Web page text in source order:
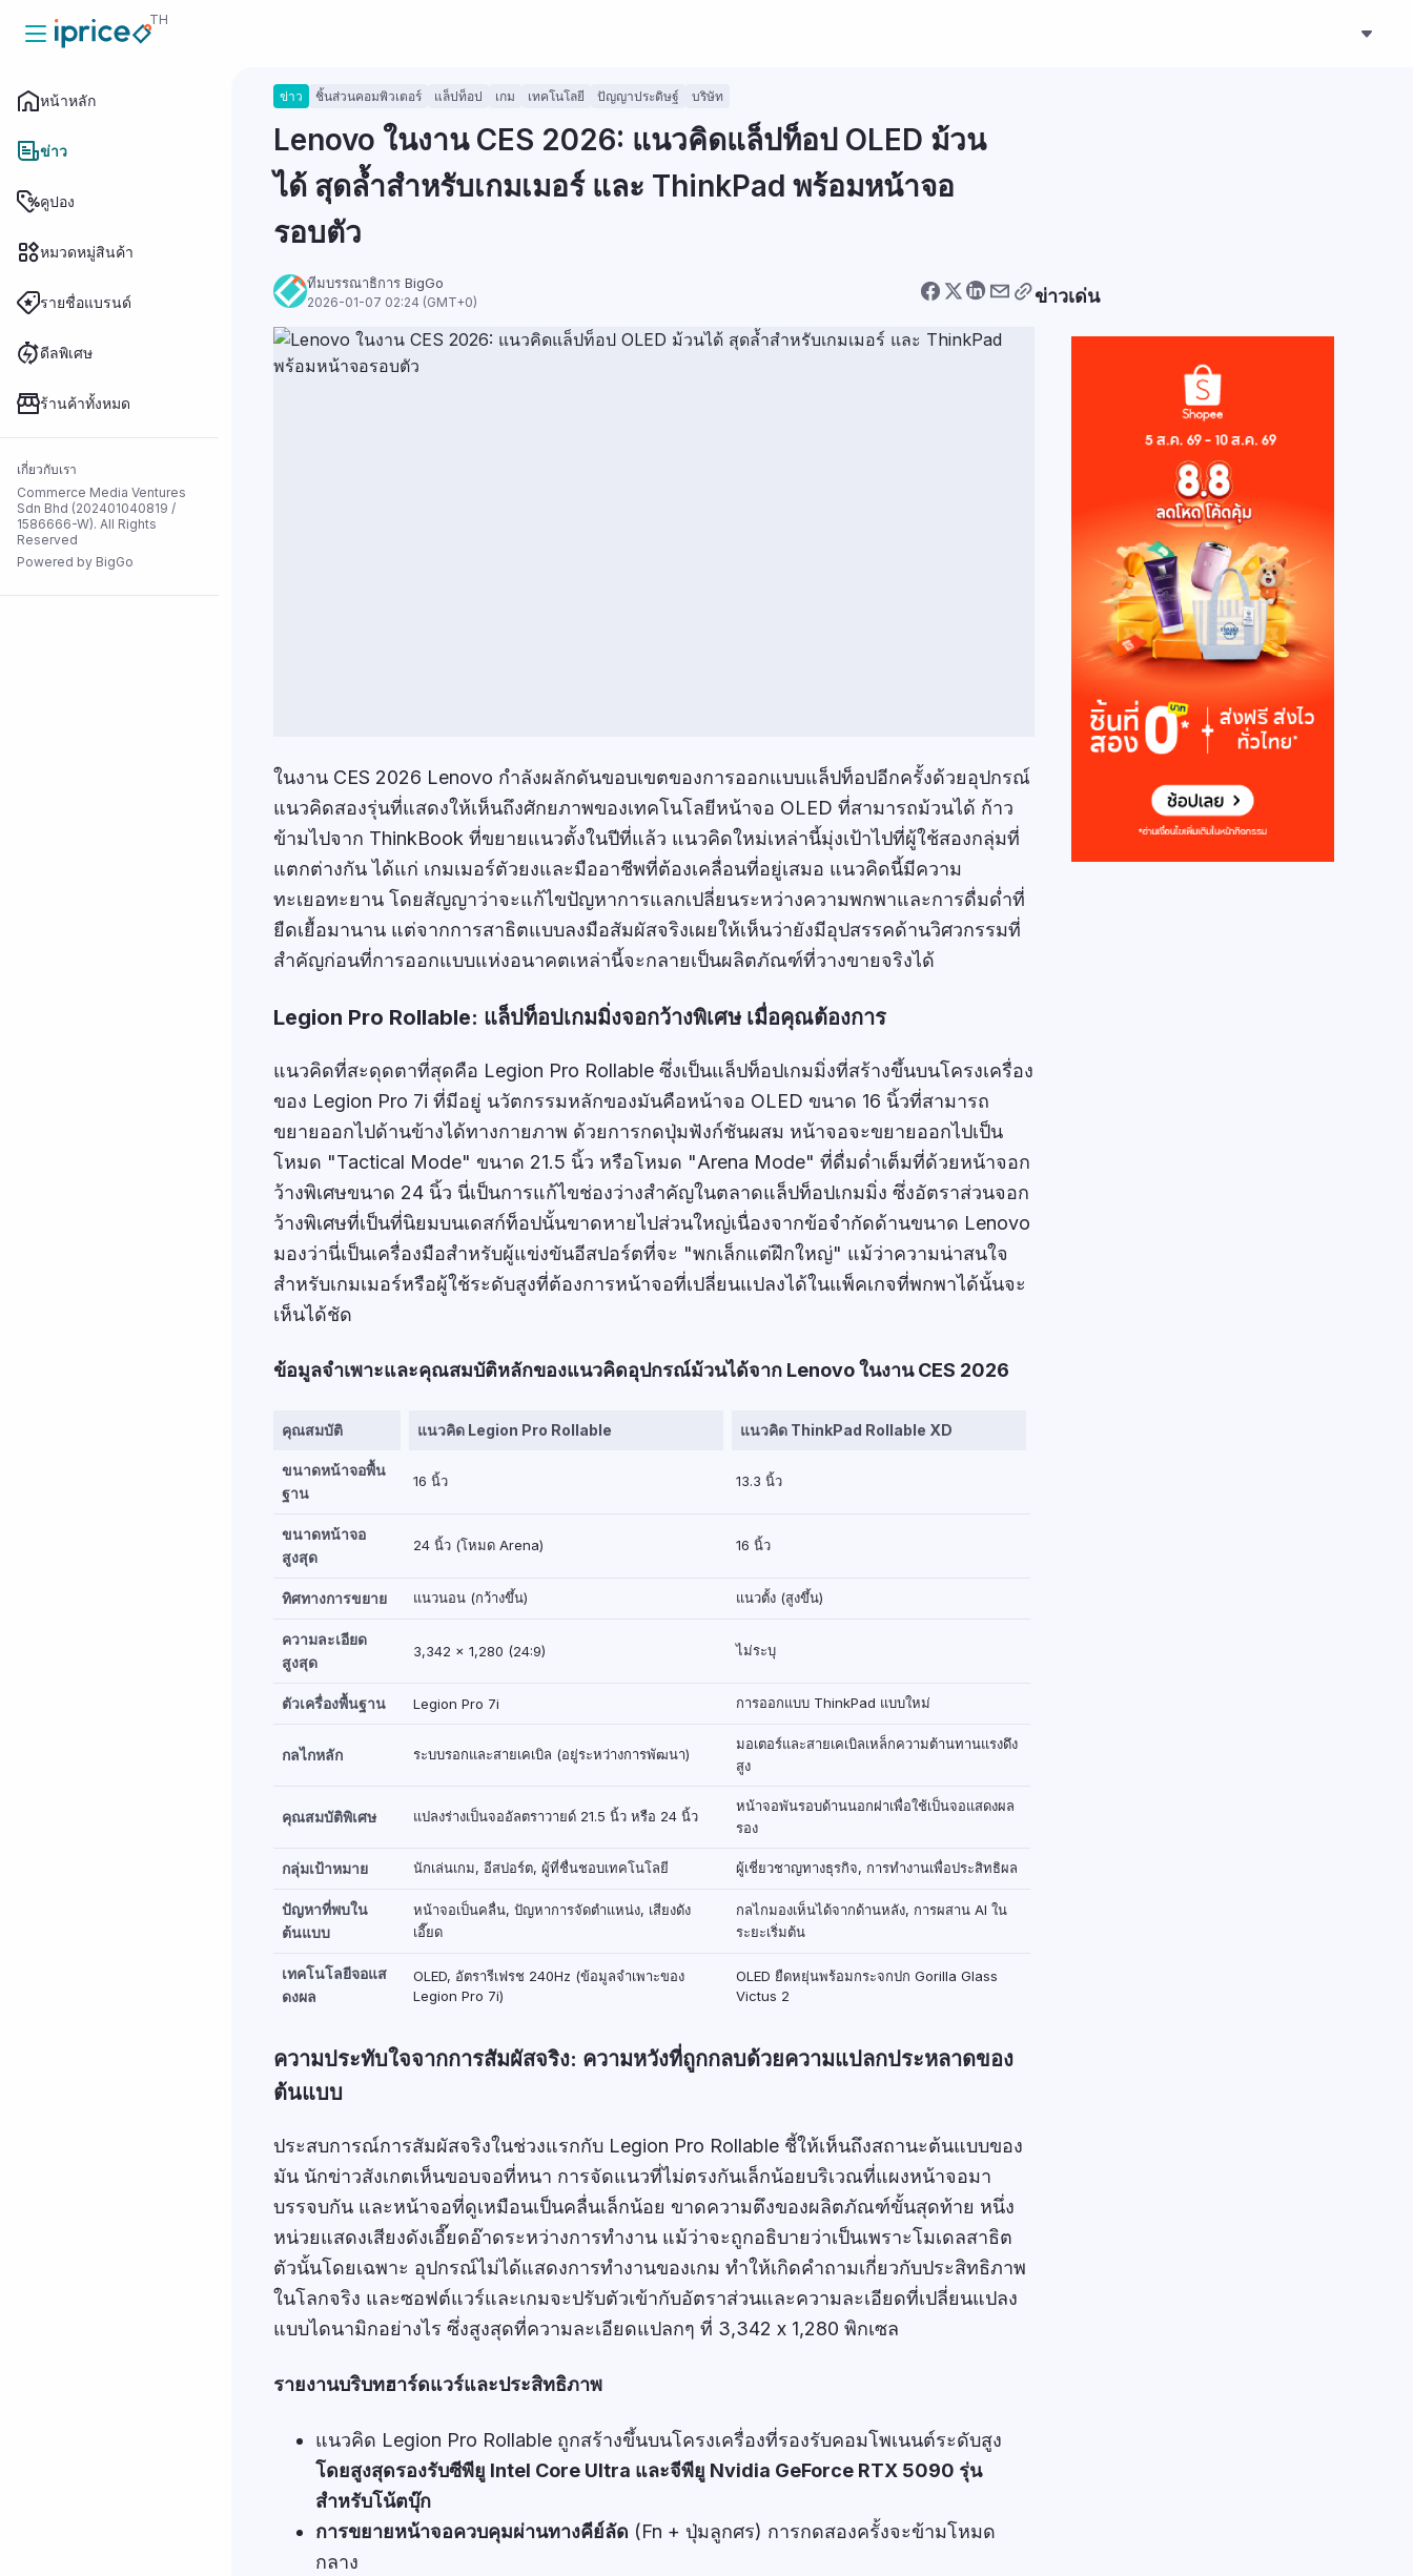
TH
หน้าหลัก
ข่าว
คูปอง
หมวดหมู่สินค้า
รายชื่อแบรนด์
ดีลพิเศษ
ร้านค้าทั้งหมด
เกี่ยวกับเรา
Commerce Media Ventures
Sdn Bhd (202401040819 /
1586666-W). All Rights
Reserved
Powered by BigGo
ข่าว
หมวดหมู่สินค้า
ดีลพิเศษ
ร้านค้าทั้งหมด
ข่าว ชิ้นส่วนคอมพิวเตอร์ แล็ปท็อป เกม เทคโนโลยี ปัญญาประดิษฐ์ บริษัท
Lenovo ในงาน CES 2026: แนวคิดแล็ปท็อป OLED ม้วน
ได้ สุดล้ำสำหรับเกมเมอร์ และ ThinkPad พร้อมหน้าจอ
รอบตัว
ทีมบรรณาธิการ BigGo
2026-01-07 02:24 (GMT+0)
ในงาน CES 2026 Lenovo กำลังผลักดันขอบเขตของการออกแบบแล็ปท็อปอีกครั้งด้วยอุปกรณ์
แนวคิดสองรุ่นที่แสดงให้เห็นถึงศักยภาพของเทคโนโลยีหน้าจอ OLED ที่สามารถม้วนได้ ก้าว
ข้ามไปจาก ThinkBook ที่ขยายแนวตั้งในปีที่แล้ว แนวคิดใหม่เหล่านี้มุ่งเป้าไปที่ผู้ใช้สองกลุ่มที่
แตกต่างกัน ได้แก่ เกมเมอร์ตัวยงและมืออาชีพที่ต้องเคลื่อนที่อยู่เสมอ แนวคิดนี้มีความ
ทะเยอทะยาน โดยสัญญาว่าจะแก้ไขปัญหาการแลกเปลี่ยนระหว่างความพกพาและการดื่มด่ำที่
ยืดเยื้อมานาน แต่จากการสาธิตแบบลงมือสัมผัสจริงเผยให้เห็นว่ายังมีอุปสรรคด้านวิศวกรรมที่
สำคัญก่อนที่การออกแบบแห่งอนาคตเหล่านี้จะกลายเป็นผลิตภัณฑ์ที่วางขายจริงได้
Legion Pro Rollable: แล็ปท็อปเกมมิ่งจอกว้างพิเศษ เมื่อคุณต้องการ
แนวคิดที่สะดุดตาที่สุดคือ Legion Pro Rollable ซึ่งเป็นแล็ปท็อปเกมมิ่งที่สร้างขึ้นบนโครงเครื่อง
ของ Legion Pro 7i ที่มีอยู่ นวัตกรรมหลักของมันคือหน้าจอ OLED ขนาด 16 นิ้วที่สามารถ
ขยายออกไปด้านข้างได้ทางกายภาพ ด้วยการกดปุ่มฟังก์ชันผสม หน้าจอจะขยายออกไปเป็น
โหมด "Tactical Mode" ขนาด 21.5 นิ้ว หรือโหมด "Arena Mode" ที่ดื่มด่ำเต็มที่ด้วยหน้าจอก
ว้างพิเศษขนาด 24 นิ้ว นี่เป็นการแก้ไขช่องว่างสำคัญในตลาดแล็ปท็อปเกมมิ่ง ซึ่งอัตราส่วนจอก
ว้างพิเศษที่เป็นที่นิยมบนเดสก์ท็อปนั้นขาดหายไปส่วนใหญ่เนื่องจากข้อจำกัดด้านขนาด Lenovo
มองว่านี่เป็นเครื่องมือสำหรับผู้แข่งขันอีสปอร์ตที่จะ "พกเล็กแต่ฝึกใหญ่" แม้ว่าความน่าสนใจ
สำหรับเกมเมอร์หรือผู้ใช้ระดับสูงที่ต้องการหน้าจอที่เปลี่ยนแปลงได้ในแพ็คเกจที่พกพาได้นั้นจะ
เห็นได้ชัด
ข้อมูลจำเพาะและคุณสมบัติหลักของแนวคิดอุปกรณ์ม้วนได้จาก Lenovo ในงาน CES 2026
คุณสมบัติ แนวคิด Legion Pro Rollable แนวคิด ThinkPad Rollable XD
ขนาดหน้าจอพื้น
ฐาน
16 นิ้ว 13.3 นิ้ว
ขนาดหน้าจอ
สูงสุด
24 นิ้ว (โหมด Arena) 16 นิ้ว
ทิศทางการขยาย แนวนอน (กว้างขึ้น) แนวตั้ง (สูงขึ้น)
ความละเอียด
สูงสุด
3,342 x 1,280 (24:9) ไม่ระบุ
ตัวเครื่องพื้นฐาน Legion Pro 7i การออกแบบ ThinkPad แบบใหม่
กลไกหลัก ระบบรอกและสายเคเบิล (อยู่ระหว่างการพัฒนา)
มอเตอร์และสายเคเบิลเหล็กความต้านทานแรงดึง
สูง
คุณสมบัติพิเศษ แปลงร่างเป็นจออัลตราวายด์ 21.5 นิ้ว หรือ 24 นิ้ว
หน้าจอพันรอบด้านนอกฝาเพื่อใช้เป็นจอแสดงผล
รอง
กลุ่มเป้าหมาย นักเล่นเกม, อีสปอร์ต, ผู้ที่ชื่นชอบเทคโนโลยี ผู้เชี่ยวชาญทางธุรกิจ, การทำงานเพื่อประสิทธิผล
ปัญหาที่พบใน
ต้นแบบ
หน้าจอเป็นคลื่น, ปัญหาการจัดตำแหน่ง, เสียงดัง
เอี๊ยด
กลไกมองเห็นได้จากด้านหลัง, การผสาน AI ใน
ระยะเริ่มต้น
เทคโนโลยีจอแส
ดงผล
OLED, อัตรารีเฟรช 240Hz (ข้อมูลจำเพาะของ
Legion Pro 7i)
OLED ยืดหยุ่นพร้อมกระจกปก Gorilla Glass
Victus 2
ความประทับใจจากการสัมผัสจริง: ความหวังที่ถูกกลบด้วยความแปลกประหลาดของ
ต้นแบบ
ประสบการณ์การสัมผัสจริงในช่วงแรกกับ Legion Pro Rollable ชี้ให้เห็นถึงสถานะต้นแบบของ
มัน นักข่าวสังเกตเห็นขอบจอที่หนา การจัดแนวที่ไม่ตรงกันเล็กน้อยบริเวณที่แผงหน้าจอมา
บรรจบกัน และหน้าจอที่ดูเหมือนเป็นคลื่นเล็กน้อย ขาดความตึงของผลิตภัณฑ์ขั้นสุดท้าย หนึ่ง
หน่วยแสดงเสียงดังเอี๊ยดอ๊าดระหว่างการทำงาน แม้ว่าจะถูกอธิบายว่าเป็นเพราะโมเดลสาธิต
ตัวนั้นโดยเฉพาะ อุปกรณ์ไม่ได้แสดงการทำงานของเกม ทำให้เกิดคำถามเกี่ยวกับประสิทธิภาพ
ในโลกจริง และซอฟต์แวร์และเกมจะปรับตัวเข้ากับอัตราส่วนและความละเอียดที่เปลี่ยนแปลง
แบบไดนามิกอย่างไร ซึ่งสูงสุดที่ความละเอียดแปลกๆ ที่ 3,342 x 1,280 พิกเซล
รายงานบริบทฮาร์ดแวร์และประสิทธิภาพ
แนวคิด Legion Pro Rollable ถูกสร้างขึ้นบนโครงเครื่องที่รองรับคอมโพเนนต์ระดับสูง
โดยสูงสุดรองรับซีพียู Intel Core Ultra และจีพียู Nvidia GeForce RTX 5090 รุ่น
สำหรับโน้ตบุ๊ก
การขยายหน้าจอควบคุมผ่านทางคีย์ลัด (Fn + ปุ่มลูกศร) การกดสองครั้งจะข้ามโหมด
กลาง
ข่าวเด่น